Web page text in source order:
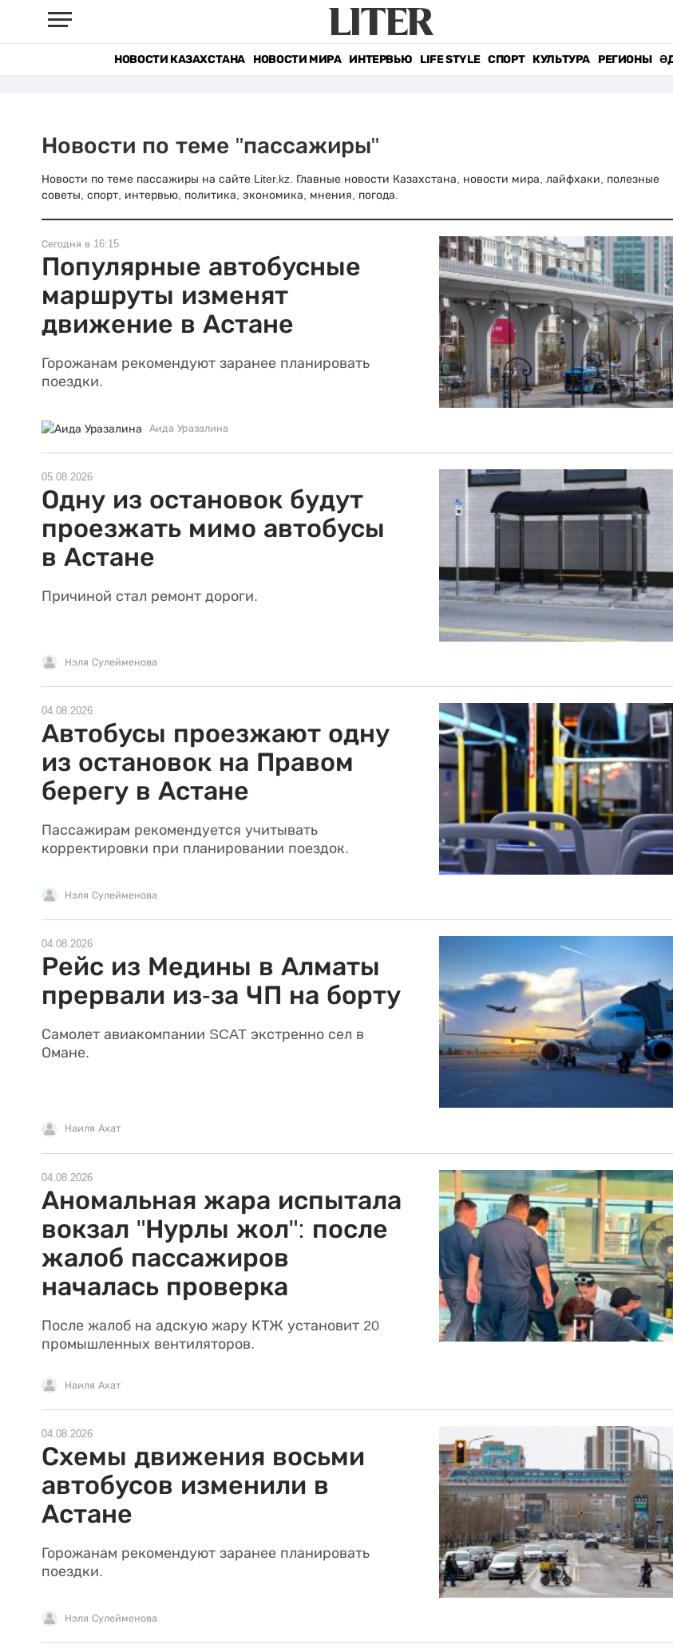
НОВОСТИ КАЗАХСТАНА НОВОСТИ МИРА ИНТЕРВЬЮ LIFE STYLE СПОРТ КУЛЬТУРА РЕГИОНЫ
Новости по теме "пассажиры"
Новости по теме пассажиры на сайте Liter.kz. Главные новости Казахстана, новости мира, лайфхаки, полезные
советы, спорт, интервью, политика, экономика, мнения, погода.
Сегодня в 16:15
Популярные автобусные
маршруты изменят
движение в Астане
Горожанам рекомендуют заранее планировать
поездки.
Аида Уразалина
05.08.2026
Одну из остановок будут
проезжать мимо автобусы
в Астане
Причиной стал ремонт дороги.
Нэля Сулейменова
04.08.2026
Автобусы проезжают одну
из остановок на Правом
берегу в Астане
Пассажирам рекомендуется учитывать
корректировки при планировании поездок.
Нэля Сулейменова
04.08.2026
Рейс из Медины в Алматы
прервали из-за ЧП на борту
Самолет авиакомпании SCAT экстренно сел в
Омане.
Наиля Ахат
04.08.2026
Аномальная жара испытала
вокзал "Нурлы жол": после
жалоб пассажиров
началась проверка
После жалоб на адскую жару КТЖ установит 20
промышленных вентиляторов.
Наиля Ахат
04.08.2026
Схемы движения восьми
автобусов изменили в
Астане
Горожанам рекомендуют заранее планировать
поездки.
Нэля Сулейменова